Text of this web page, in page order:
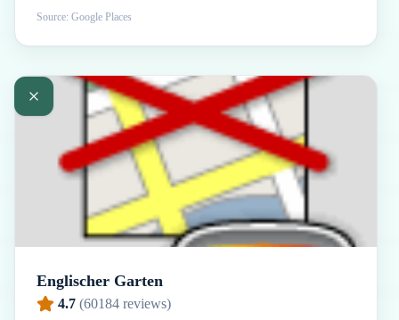
Source: Google Places
Englischer Garten
4.7 (60184 reviews)